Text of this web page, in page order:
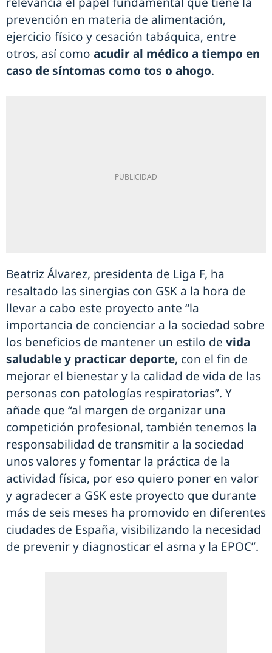
prevención en materia de alimentación,
ejercicio físico y cesación tabáquica, entre
otros, así como acudir al médico a tiempo en
caso de síntomas como tos o ahogo.
Beatriz Álvarez, presidenta de Liga F, ha
resaltado las sinergias con GSK a la hora de
llevar a cabo este proyecto ante “la
importancia de concienciar a la sociedad sobre
los beneficios de mantener un estilo de vida
saludable y practicar deporte, con el fin de
mejorar el bienestar y la calidad de vida de las
personas con patologías respiratorias”. Y
añade que “al margen de organizar una
competición profesional, también tenemos la
responsabilidad de transmitir a la sociedad
unos valores y fomentar la práctica de la
actividad física, por eso quiero poner en valor
y agradecer a GSK este proyecto que durante
más de seis meses ha promovido en diferentes
ciudades de España, visibilizando la necesidad
de prevenir y diagnosticar el asma y la EPOC”.